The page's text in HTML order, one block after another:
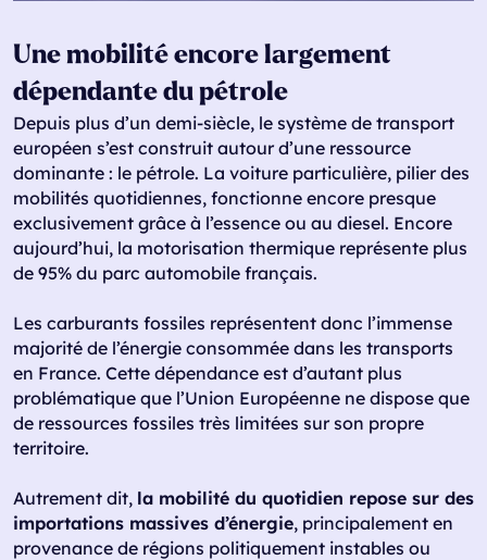
Une mobilité encore largement
dépendante du pétrole
Depuis plus d’un demi-siècle, le système de transport
européen s’est construit autour d’une ressource
dominante : le pétrole. La voiture particulière, pilier des
mobilités quotidiennes, fonctionne encore presque
exclusivement grâce à l’essence ou au diesel. Encore
aujourd’hui, la motorisation thermique représente plus
de 95% du parc automobile français.
Les carburants fossiles représentent donc l’immense
majorité de l’énergie consommée dans les transports
en France. Cette dépendance est d’autant plus
problématique que l’Union Européenne ne dispose que
de ressources fossiles très limitées sur son propre
territoire.
Autrement dit, la mobilité du quotidien repose sur des
importations massives d’énergie, principalement en
provenance de régions politiquement instables ou